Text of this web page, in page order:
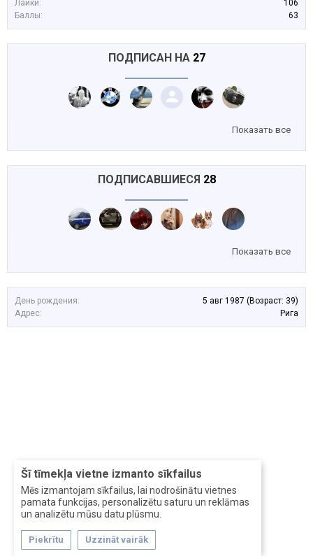
Šī tīmekļa vietne izmanto sīkfailus
Mēs izmantojam sīkfailus, lai nodrošinātu vietnes
pamata funkcijas, personalizētu saturu un reklāmas
un analizētu mūsu datu plūsmu.
Piekrītu Uzzināt vairāk
Лайки:
106
Баллы:
63
ПОДПИСАН НА 27
Показать все
ПОДПИСАВШИЕСЯ 28
Показать все
День рождения: 5 авг 1987 (Возраст: 39)
Адрес:
Рига